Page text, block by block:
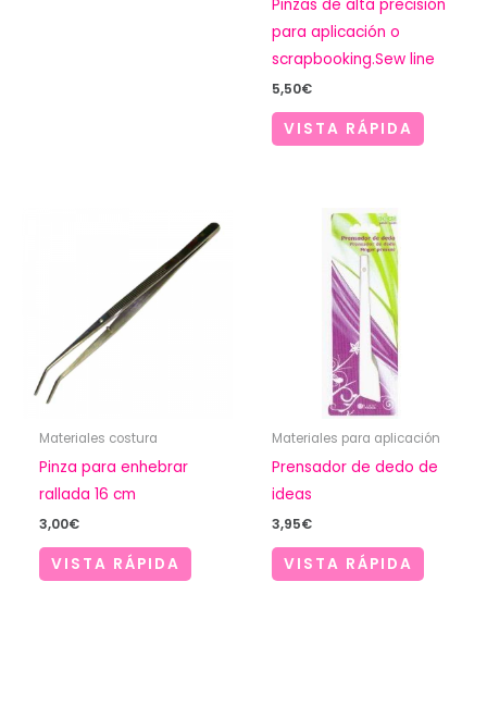
Pinzas de alta precisión
para aplicación o
scrapbooking.Sew line
5,50€
VISTA RÁPIDA
Materiales costura
Pinza para enhebrar
rallada 16 cm
3,00€
VISTA RÁPIDA
Materiales para aplicación
Prensador de dedo de
ideas
3,95€
VISTA RÁPIDA